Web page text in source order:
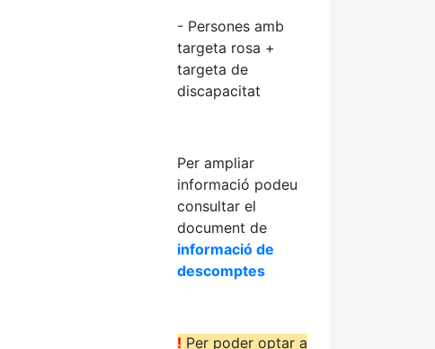
- Persones amb
targeta rosa +
targeta de
discapacitat
Per ampliar
informació podeu
consultar el
document de
informació de
descomptes
! Per poder optar a